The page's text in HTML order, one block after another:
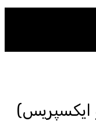
ایکسپریس)